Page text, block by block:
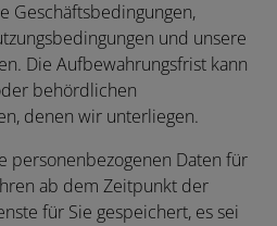
Geschäftsbedingungen,
und unsere
Die Aufbewahrungsfrist kann
behördlichen
denen wir unterliegen.
personenbezogenen Daten für
ab dem Zeitpunkt der
für Sie gespeichert, es sei